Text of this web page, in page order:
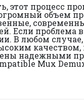
этот процесс
огромный объем
Если проблема
В любом
надежными
Mux